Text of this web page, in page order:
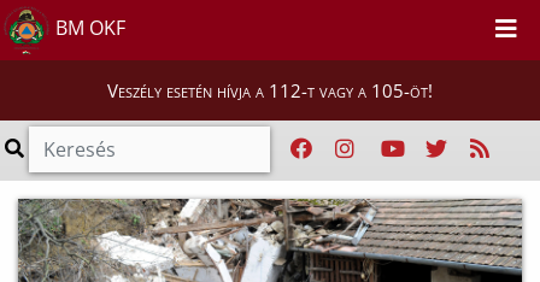
BM OKF
Veszély esetén hívja a 112-t vagy a 105-öt!